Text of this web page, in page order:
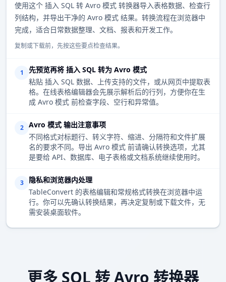
使用这个 插入 SQL 转 Avro 模式 转换器导入表格数据、检查行
列结构，并导出干净的 Avro 模式 结果。转换流程在浏览器中
完成，适合日常数据整理、文档、报表和开发工作。
复制或下载前，先按这些要点检查结果。
1
先预览再将 插入 SQL 转为 Avro 模式
粘贴 插入 SQL 数据、上传支持的文件，或从网页中提取表
格。在线表格编辑器会先展示解析后的行列，方便你在生
成 Avro 模式 前检查字段、空行和异常值。
2
Avro 模式 输出注意事项
不同格式对标题行、转义字符、缩进、分隔符和文件扩展
名的要求不同。导出 Avro 模式 前请确认转换选项，尤其
是要给 API、数据库、电子表格或文档系统继续使用时。
3
隐私和浏览器内处理
TableConvert 的表格编辑和常规格式转换在浏览器中运
行。你可以先确认转换结果，再决定复制或下载文件，无
需安装桌面软件。
更多 SQL 转 Avro 转换器